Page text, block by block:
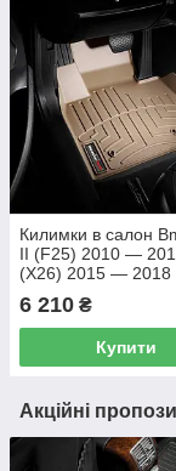
Килимки в салон
II (F25) 2010 —
(X26) 2015 — 2018
Tri-Extruded
— передній ряд
6 210 ₴
Купити
Акційні